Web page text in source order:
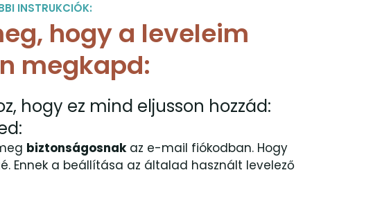
INSTRUKCIÓK:
hogy a leveleim
megkapd:
hogy ez mind eljusson hozzád:
biztonságosnakaz e-mail fiókodban. Hogy
Ennek a beállítása az általad használt levelező